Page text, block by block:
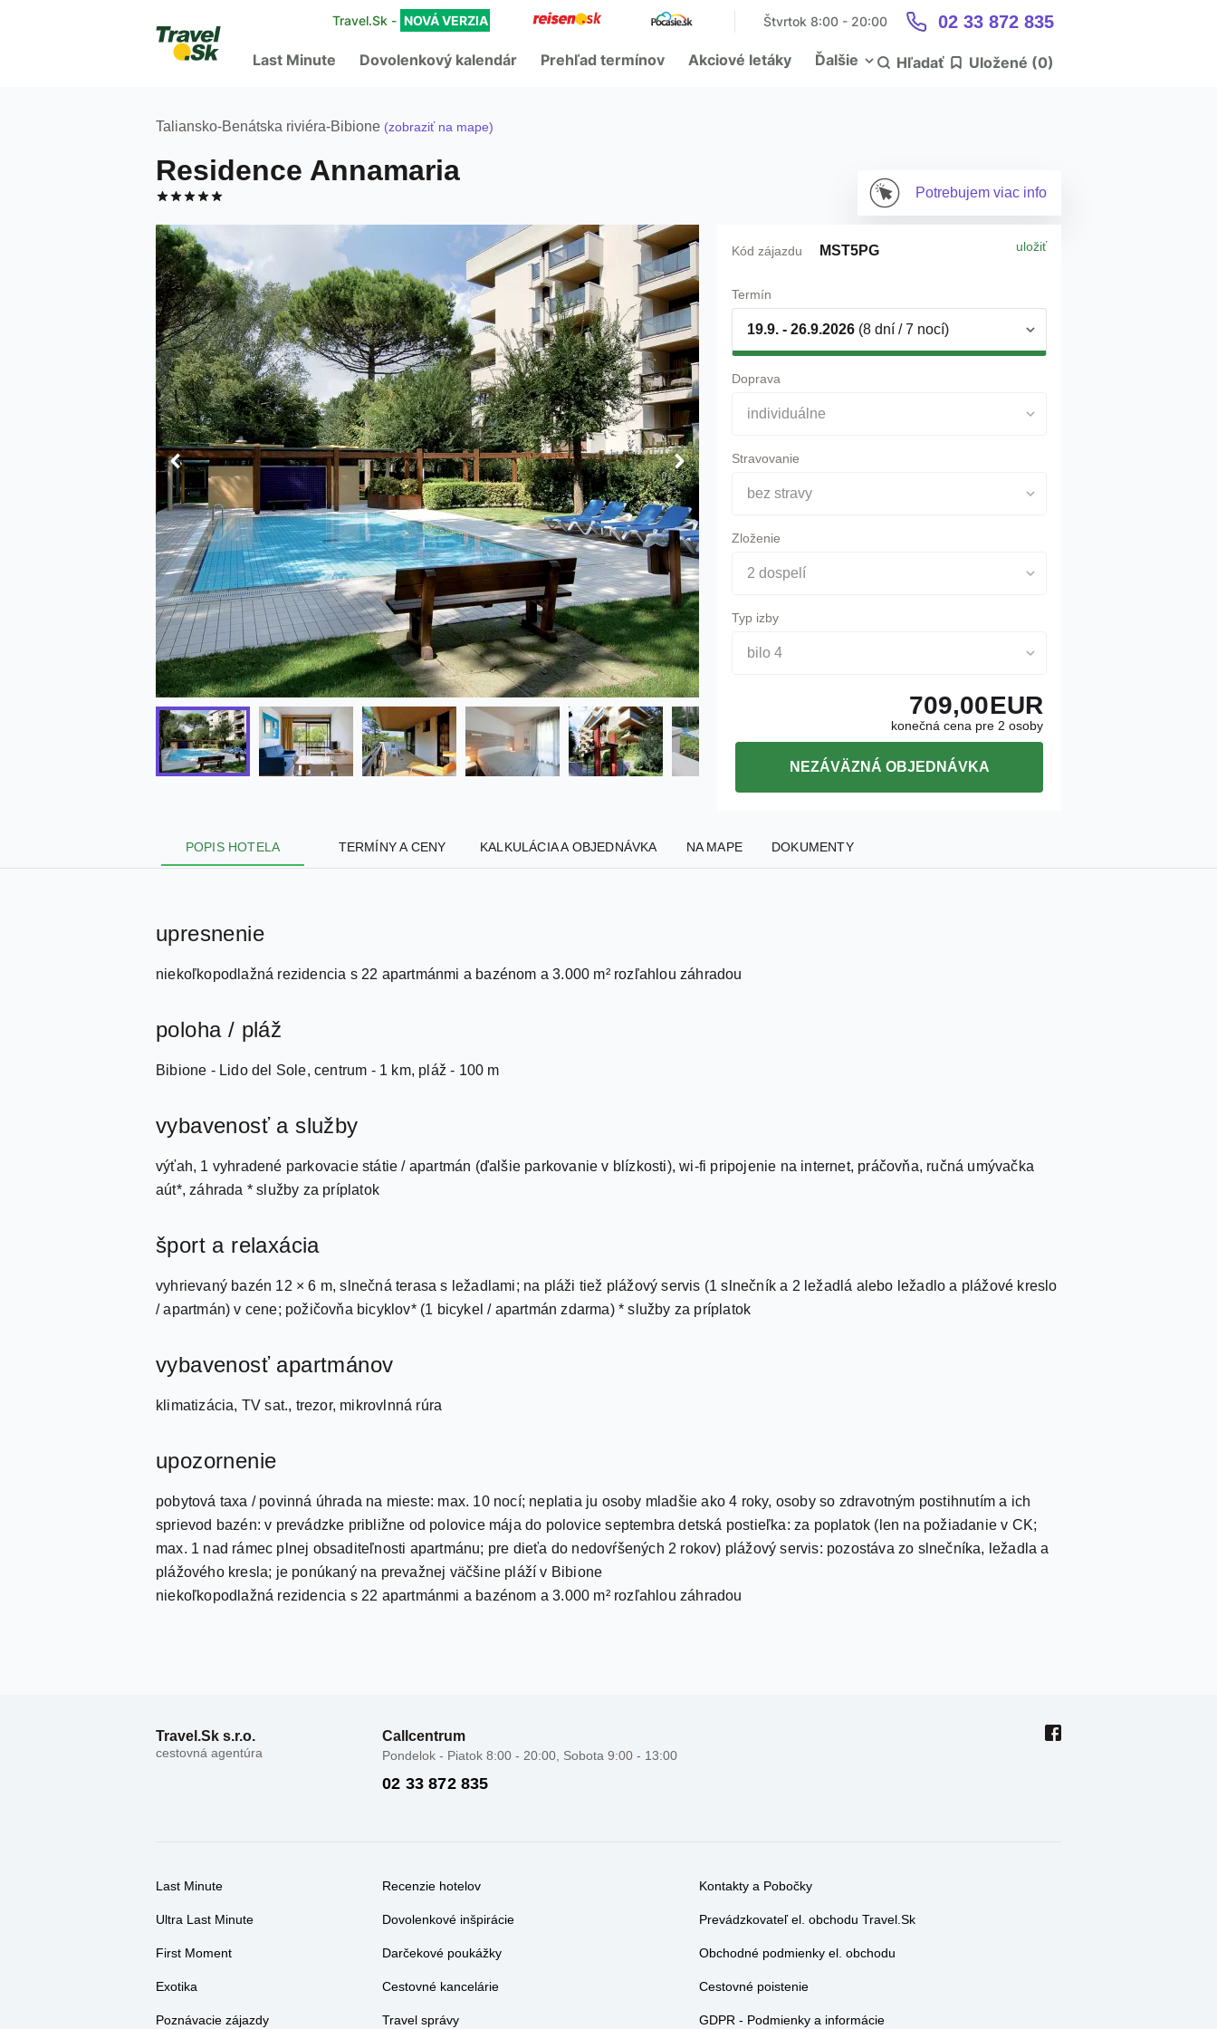
Last Minute Dovolenkový kalendár Prehľad termínov Akciové letáky Ďalšie
Štvrtok 8:00 - 20:00 02 33 872 835
Travel.Sk - NOVÁ VERZIA
Hľadať Uložené (0)
Taliansko-Benátska riviéra-Bibione (zobraziť na mape)
Residence Annamaria
Potrebujem viac info
uložiť
Kód zájazdu MST5PG
Termín
19.9. - 26.9.2026 (8 dní / 7 nocí)
Doprava
individuálne
Stravovanie
bez stravy
Zloženie
2 dospelí
Typ izby
bilo 4
konečná cena pre 2 osoby
709,00EUR
NEZÁVÄZNÁ OBJEDNÁVKA
POPIS HOTELA TERMÍNY A CENY KALKULÁCIA A OBJEDNÁVKA NA MAPE DOKUMENTY
upresnenie
niekoľkopodlažná rezidencia s 22 apartmánmi a bazénom a 3.000 m² rozľahlou záhradou
poloha / pláž
Bibione - Lido del Sole, centrum - 1 km, pláž - 100 m
vybavenosť a služby
výťah, 1 vyhradené parkovacie státie / apartmán (ďalšie parkovanie v blízkosti), wi-fi pripojenie na internet, práčovňa, ručná umývačka
aút*, záhrada * služby za príplatok
šport a relaxácia
vyhrievaný bazén 12 × 6 m, slnečná terasa s ležadlami; na pláži tiež plážový servis (1 slnečník a 2 ležadlá alebo ležadlo a plážové kreslo
/ apartmán) v cene; požičovňa bicyklov* (1 bicykel / apartmán zdarma) * služby za príplatok
vybavenosť apartmánov
klimatizácia, TV sat., trezor, mikrovlnná rúra
upozornenie
pobytová taxa / povinná úhrada na mieste: max. 10 nocí; neplatia ju osoby mladšie ako 4 roky, osoby so zdravotným postihnutím a ich
sprievod bazén: v prevádzke približne od polovice mája do polovice septembra detská postieľka: za poplatok (len na požiadanie v CK;
max. 1 nad rámec plnej obsaditeľnosti apartmánu; pre dieťa do nedovŕšených 2 rokov) plážový servis: pozostáva zo slnečníka, ležadla a
plážového kresla; je ponúkaný na prevažnej väčšine pláží v Bibione
niekoľkopodlažná rezidencia s 22 apartmánmi a bazénom a 3.000 m² rozľahlou záhradou
Travel.Sk s.r.o.
cestovná agentúra
Callcentrum
Pondelok - Piatok 8:00 - 20:00, Sobota 9:00 - 13:00
02 33 872 835
Last Minute
Ultra Last Minute
First Moment
Exotika
Poznávacie zájazdy
Recenzie hotelov
Dovolenkové inšpirácie
Darčekové poukážky
Cestovné kancelárie
Travel správy
Kontakty a Pobočky
Prevádzkovateľ el. obchodu Travel.Sk
Obchodné podmienky el. obchodu
Cestovné poistenie
GDPR - Podmienky a informácie